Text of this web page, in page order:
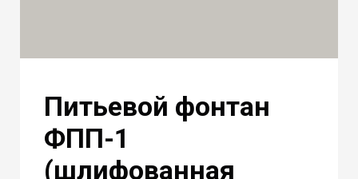
Питьевой фонтан
ФПП-1
(шлифованная